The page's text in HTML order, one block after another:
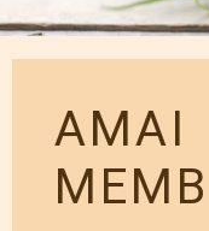
AMAI